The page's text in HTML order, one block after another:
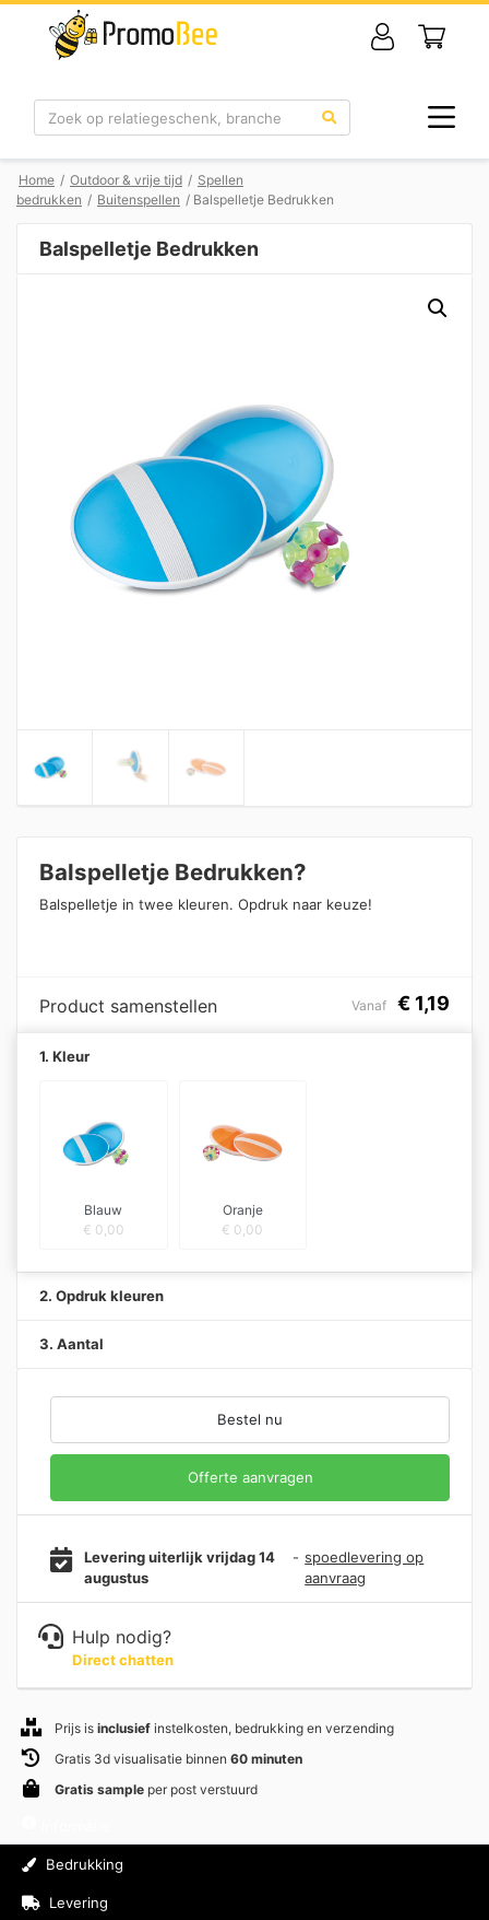
Zoek
Home / Outdoor & vrije tijd / Spellen
bedrukken / Buitenspellen / Balspelletje Bedrukken
Balspelletje Bedrukken
Balspelletje Bedrukken?
Balspelletje in twee kleuren. Opdruk naar keuze!
Product samenstellen Vanaf € 1,19
1. Kleur
Blauw
€ 0,00
Oranje
€ 0,00
2. Opdruk kleuren
3. Aantal
Bestel nu
Offerte aanvragen
Levering uiterlijk vrijdag 14
augustus
- spoedlevering op
aanvraag
Hulp nodig?
Direct chatten
Prijs is inclusief instelkosten, bedrukking en verzending
Gratis 3d visualisatie binnen 60 minuten
Gratis sample per post verstuurd
Bedrukking
Levering